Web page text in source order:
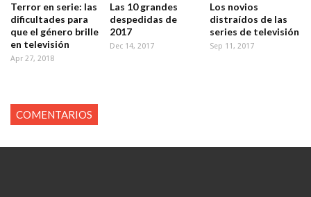
Terror en serie: las
dificultades para
que el género brille
en televisión
Apr 27, 2018
Las 10 grandes
despedidas de
2017
Dec 14, 2017
Los novios
distraídos de las
series de televisión
Sep 11, 2017
COMENTARIOS